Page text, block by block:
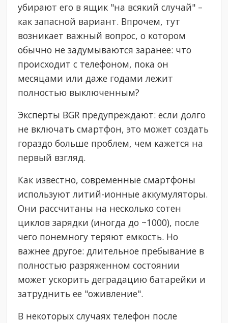
убирают его в ящик "на всякий случай" –
как запасной вариант. Впрочем, тут
возникает важный вопрос, о котором
обычно не задумываются заранее: что
происходит с телефоном, пока он
месяцами или даже годами лежит
полностью выключенным?
Эксперты BGR предупреждают: если долго
не включать смартфон, это может создать
гораздо больше проблем, чем кажется на
первый взгляд.
Как известно, современные смартфоны
используют литий-ионные аккумуляторы.
Они рассчитаны на несколько сотен
циклов зарядки (иногда до ~1000), после
чего понемногу теряют емкость. Но
важнее другое: длительное пребывание в
полностью разряженном состоянии
может ускорить деградацию батарейки и
затруднить ее "оживление".
В некоторых случаях телефон после